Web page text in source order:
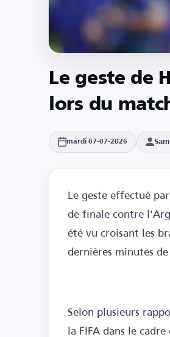
Le geste de
lors du
mardi 07-07-2026
Le geste effectué
de finale contre
été vu croisant les
dernières minutes
Selon plusieurs
la FIFA dans le